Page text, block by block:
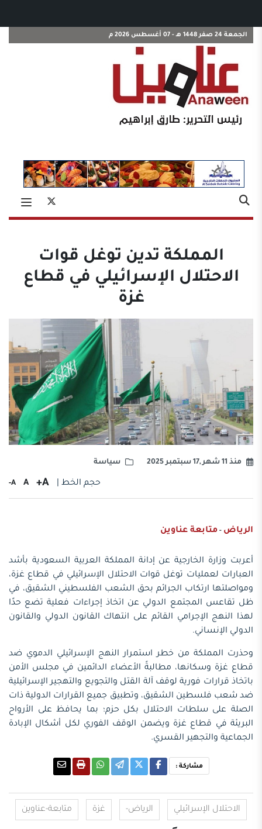
الجمعة 24 صفر 1448 هـ - 07 أغسطس 2026 م
المملكة تدين توغل قوات
الاحتلال الإسرائيلي في قطاع
غزة
منذ 11 شهر ,17 سبتمبر 2025 سياسة
حجم الخط | A+
A
A-
الرياض - متابعة عناوين
أعربت وزارة الخارجية عن إدانة المملكة العربية السعودية بأشد
العبارات لعمليات توغل قوات الاحتلال الإسرائيلي في قطاع غزة،
ومواصلتها ارتكاب الجرائم بحق الشعب الفلسطيني الشقيق، في
ظل تقاعس المجتمع الدولي عن اتخاذ إجراءات فعلية تضع حدًا
لهذا النهج الإجرامي القائم على انتهاك القانون الدولي والقانون
الدولي الإنساني.
وحذرت المملكة من خطر استمرار النهج الإسرائيلي الدموي ضد
قطاع غزة وسكانها، مطالبةً الأعضاء الدائمين في مجلس الأمن
باتخاذ قرارات فورية لوقف آلة القتل والتجويع والتهجير الإسرائيلية
ضد شعب فلسطين الشقيق، وتطبيق جميع القرارات الدولية ذات
الصلة على سلطات الاحتلال بكل حزم؛ بما يحافظ على الأرواح
البريئة في قطاع غزة ويضمن الوقف الفوري لكل أشكال الإبادة
الجماعية والتجهير القسري.
مشاركة :
الاحتلال الإسرائيلي الرياض- غزة متابعة-عناوين